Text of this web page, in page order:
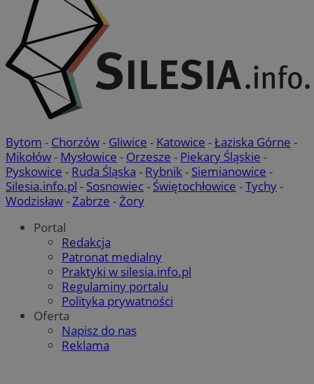
Bytom - Chorzów- Gliwice - Katowice -Łaziska Górne -
Mikołów- Mysłowice - Orzesze - Piekary Śląskie -
Pyskowice - Ruda Śląska - Rybnik - Siemianowice -
Silesia.info.pl - Sosnowiec- Świętochłowice -Tychy-
Wodzisław- Zabrze - Żory
Portal
Redakcja
Patronat medialny
Praktyki w silesia.info.pl
Regulaminy portalu
Polityka prywatności
Oferta
Napisz do nas
Reklama
Niezbędne pliki cookie umożliwiają korzystanie z
podstawowych funkcji strony internetowej, takich jak
logowanie użytkownika i zarządzanie kontem. Bez niezbędnych
plików cookie nie można prawidłowo korzystać ze strony
internetowej.
Nazwa
Provider /
Okres
SessID
QeSessID mojbytom.pl
VISITOR_PRIVACY_METADATA
YouTube
.youtube.com